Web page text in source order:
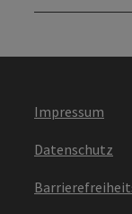
Impressum
Datenschutz